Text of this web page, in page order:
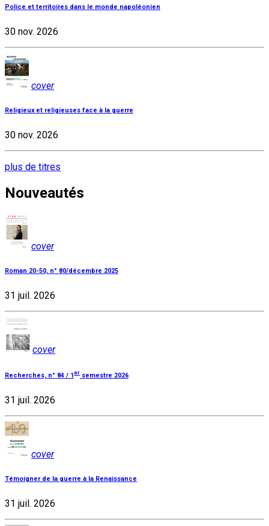
Police et territoires dans le monde napoléonien
30 nov. 2026
cover
Religieux et religieuses face à la guerre
30 nov. 2026
plus de titres
Nouveautés
cover
Roman 20-50, n° 80/décembre 2025
31 juil. 2026
cover
Recherches, n° 84 / 1 er semestre 2026
31 juil. 2026
cover
Témoigner de la guerre à la Renaissance
31 juil. 2026